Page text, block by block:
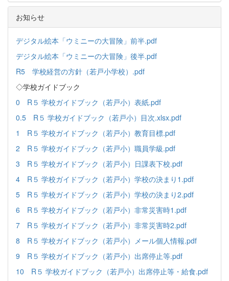
お知らせ
デジタル絵本「ウミニーの大冒険」前半.pdf
デジタル絵本「ウミニーの大冒険」後半.pdf
R5 学校経営の方針（若戸小学校）.pdf
◇学校ガイドブック
0 R５ 学校ガイドブック（若戸小）表紙.pdf
0.5 R５ 学校ガイドブック（若戸小）目次.xlsx.pdf
1 R５ 学校ガイドブック（若戸小）教育目標.pdf
2 R５ 学校ガイドブック（若戸小）職員学級.pdf
3 R５ 学校ガイドブック（若戸小）日課表下校.pdf
4 R５ 学校ガイドブック（若戸小）学校の決まり1.pdf
5 R５ 学校ガイドブック（若戸小）学校の決まり2.pdf
6 R５ 学校ガイドブック（若戸小）非常災害時1.pdf
7 R５ 学校ガイドブック（若戸小）非常災害時2.pdf
8 R５ 学校ガイドブック（若戸小）メール個人情報.pdf
9 R５ 学校ガイドブック（若戸小）出席停止等.pdf
10 R５ 学校ガイドブック（若戸小）出席停止等・給食.pdf